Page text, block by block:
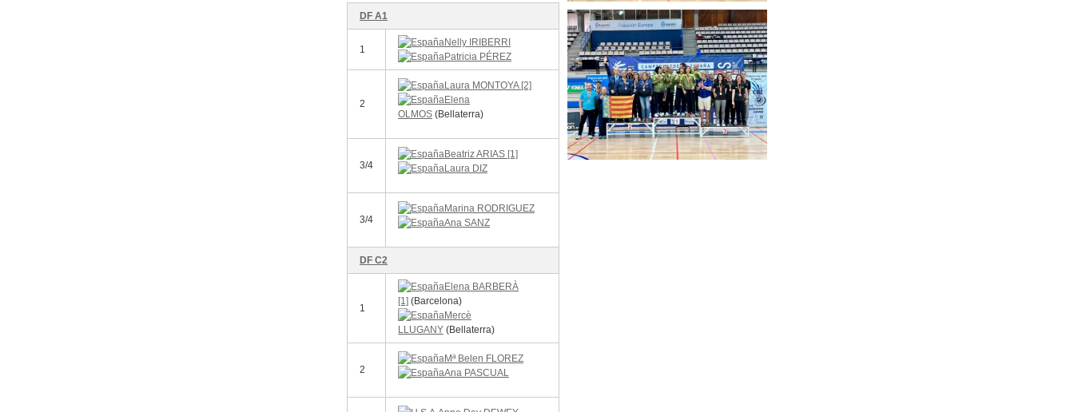
DF A1
1
Nelly IRIBERRI
Patricia PÉREZ
2
Laura MONTOYA [2]
Elena
OLMOS (Bellaterra)
3/4
Beatriz ARIAS [1]
Laura DIZ
3/4
Marina RODRIGUEZ
Ana SANZ
DF C2
1
Elena BARBERÀ
[1] (Barcelona)
Mercè
LLUGANY (Bellaterra)
2
Mª Belen FLOREZ
Ana PASCUAL